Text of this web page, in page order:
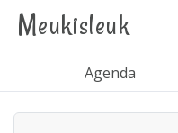
Meukisleuk
Agenda